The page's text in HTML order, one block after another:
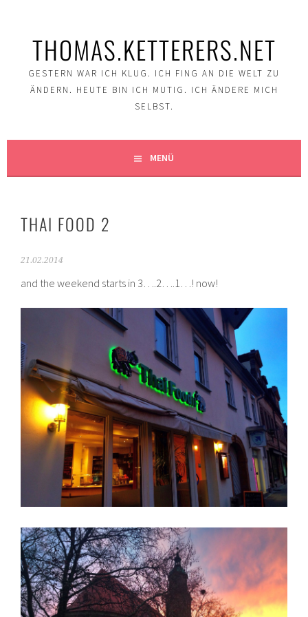
THOMAS.KETTERERS.NET
GESTERN WAR ICH KLUG. ICH FING AN DIE WELT ZU
ÄNDERN. HEUTE BIN ICH MUTIG. ICH ÄNDERE MICH
SELBST.
MENÜ
THAI FOOD 2
21.02.2014
and the weekend starts in 3….2….1…! now!